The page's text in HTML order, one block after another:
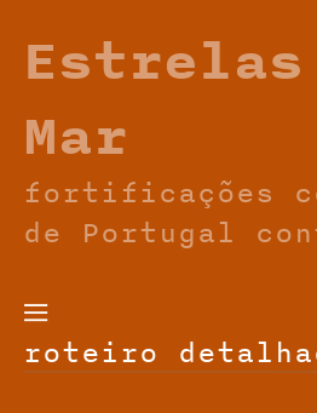
Estrelas
Mar
fortificações
de Portugal

roteiro